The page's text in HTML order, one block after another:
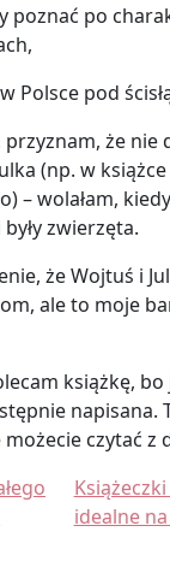
poznać po
Polsce pod
że nie
(np. w książce
– wolałam,
zwierzęta.
że Wojtuś i
ale to moje
książkę,
napisana.
czytać z
idealne